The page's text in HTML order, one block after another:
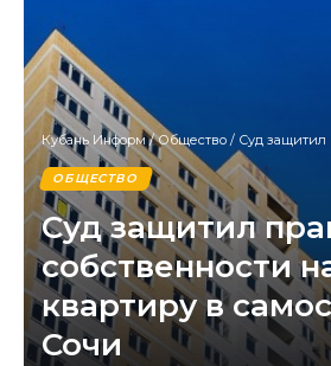
Кубань Информ/Общество / Суд защитил право
ОБЩЕСТВО
Суд защитил
собственности
квартиру в
Сочи